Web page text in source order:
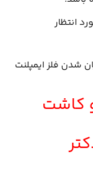
انتظار
شدن فلز ایمپلنت
کاشت